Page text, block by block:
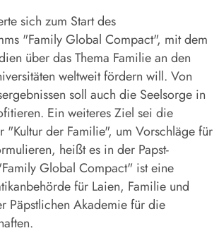
sich zum Start des
"Family Global Compact", mit dem
über das Thema Familie an den
weltweit fördern will. Von
soll auch die Seelsorge in
Ein weiteres Ziel sei die
"Kultur der Familie", um Vorschläge für
heißt es in der Papst-
Global Compact" ist eine
für Laien, Familie und
Päpstlichen Akademie für die